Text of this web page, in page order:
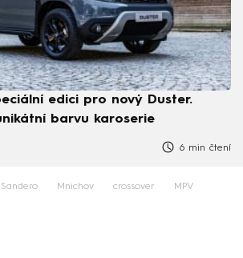
edici pro nový Duster.
barvu karoserie
6 min čtení
Mnichov crossover MPV